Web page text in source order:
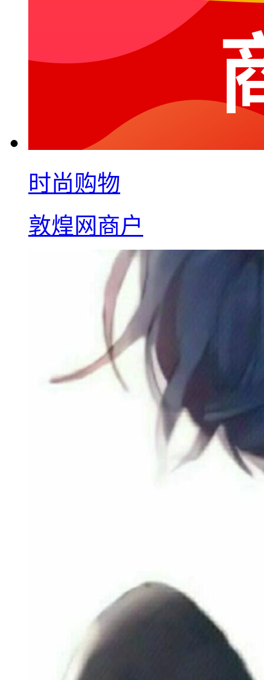
时尚购物
敦煌网商户